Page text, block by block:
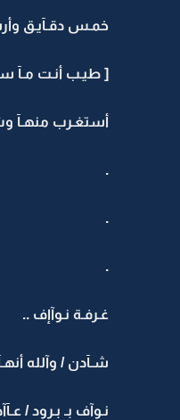
خمـس دقـآيـق
[ طيـب أنـت مـآ
أستغـرب منهـآ
.
.
.
غـرفـة نـوآإف ..
شـآدن / وآلله
نـوآف بـ بـرود /